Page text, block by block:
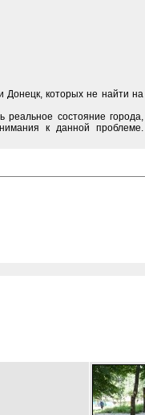
Донецк, которых не найти на
состояние города,
к данной проблеме.